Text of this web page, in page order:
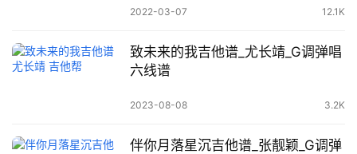
2022-03-07 12.1K
致未来的我吉他谱_尤长靖_G调弹唱
六线谱
2023-08-08 3.2K
伴你月落星沉吉他谱_张靓颖_G调弹